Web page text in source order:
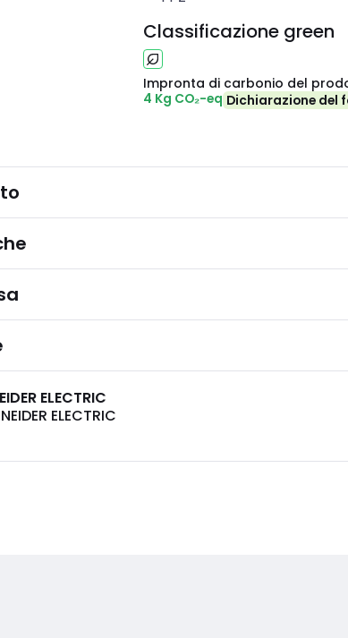
Classificazione green
Impronta di carbonio del
4 Kg CO₂-eq Dichiarazione del
ELECTRIC
ELECTRIC